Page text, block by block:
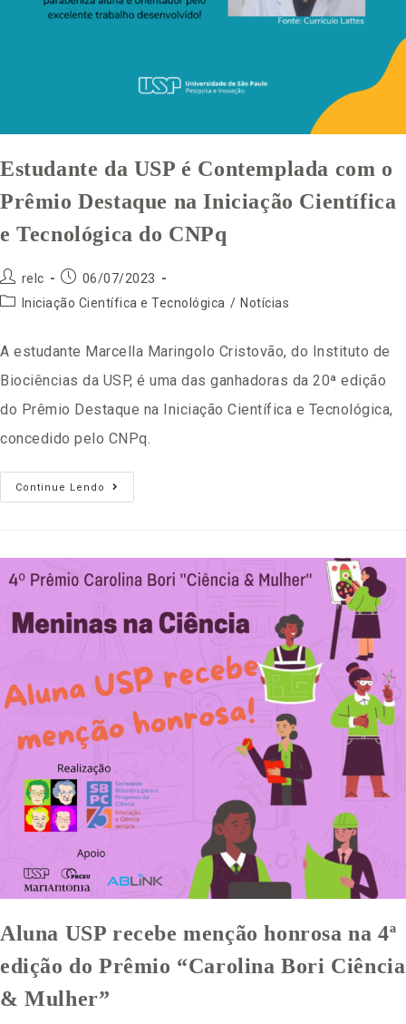
Estudante da USP é Contemplada com o
Prêmio Destaque na Iniciação Científica
e Tecnológica do CNPq​
relc
06/07/2023
Iniciação Científica e Tecnológica / Notícias
A estudante Marcella Maringolo Cristovão, do Instituto de
Biociências da USP, é uma das ganhadoras da 20ª edição
do Prêmio Destaque na Iniciação Científica e Tecnológica,
concedido pelo CNPq.
Continue Lendo
Aluna USP recebe menção honrosa na 4ª
edição do Prêmio “Carolina Bori Ciência
& Mulher”